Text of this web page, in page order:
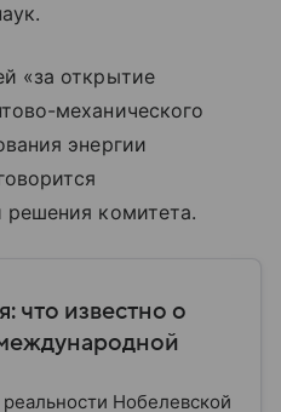
«за открытие
механического
энергии
решения комитета.
что известно о
Нобелевской